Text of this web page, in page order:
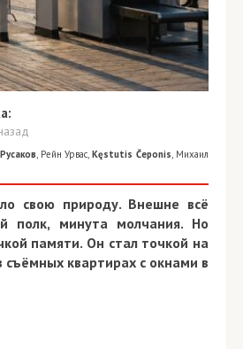
, Рейн Урвас,Kęstutis Čeponis, Михаил
свою природу. Внешне всё
полк, минута молчания. Но
памяти. Он стал точкой на
съёмных квартирах с окнами в